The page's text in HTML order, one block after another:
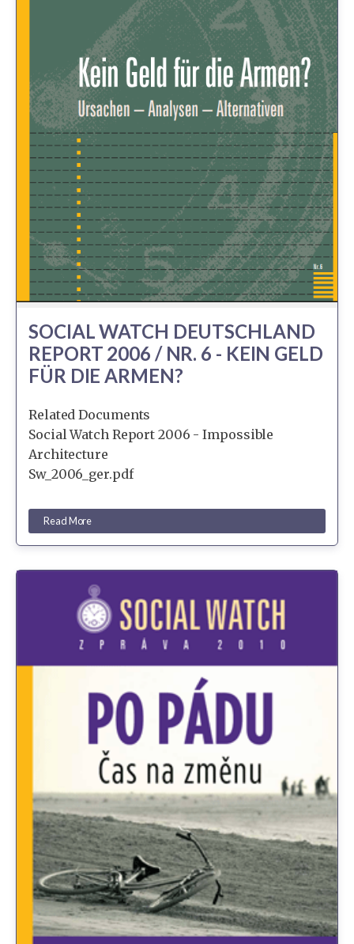
SOCIAL WATCH DEUTSCHLAND
REPORT 2006 / NR. 6 - KEIN GELD
FÜR DIE ARMEN?
Related Documents
Social Watch Report 2006 - Impossible
Architecture
Sw_2006_ger.pdf
Read More